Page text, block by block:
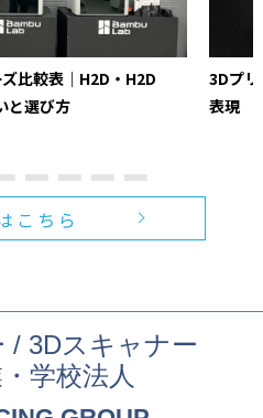
比較表｜H2D・H2D
と選び方
3Dプ
表現
こちら
/ 3Dスキャナー
学校法人